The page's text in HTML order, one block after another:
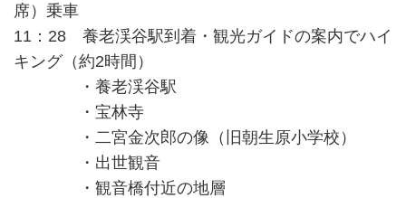
席）乗車
11：28 養老渓谷駅到着・観光ガイドの案内でハイ
キング（約2時間）
・養老渓谷駅
・宝林寺
・二宮金次郎の像（旧朝生原小学校）
・出世観音
・観音橋付近の地層